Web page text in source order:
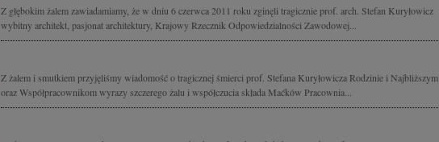
Z głębokim żalem zawiadamiamy, że w dniu 6 czerwca 2011 roku zginęli tragicznie prof. arch. Stefan Kuryłowicz
wybitny architekt, pasjonat architektury, Krajowy Rzecznik Odpowiedzialności Zawodowej...
Z żalem i smutkiem przyjęliśmy wiadomość o tragicznej śmierci prof. Stefana Kuryłowicza Rodzinie i Najbliższym
oraz Współpracownikom wyrazy szczerego żalu i współczucia składa Maćków Pracownia...